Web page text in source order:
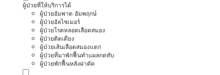
ผู้ป่วยที่ให้บริการได้
ผู้ป่วยอัมพาต อัมพฤกษ์
ผู้ป่วยอัลไซเมอร์
ผู้ป่วยโรคหลอดเลือดสมอง
ผู้ป่วยติดเตียง
ผู้ป่วยเส้นเลือดสมองแตก
ผู้ป่วยที่มาพักฟื้นทำแผลกดทับ
ผู้ป่วยพักฟื้นหลังผ่าตัด